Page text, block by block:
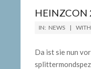
HEINZCON
2019-
12
IN: NEWS
Da ist sie nun